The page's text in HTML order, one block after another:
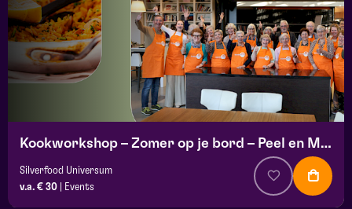
Kookworkshop – Zomer op je bord – Peel en Maas
Silverfood Universum
v.a. € 30
Events